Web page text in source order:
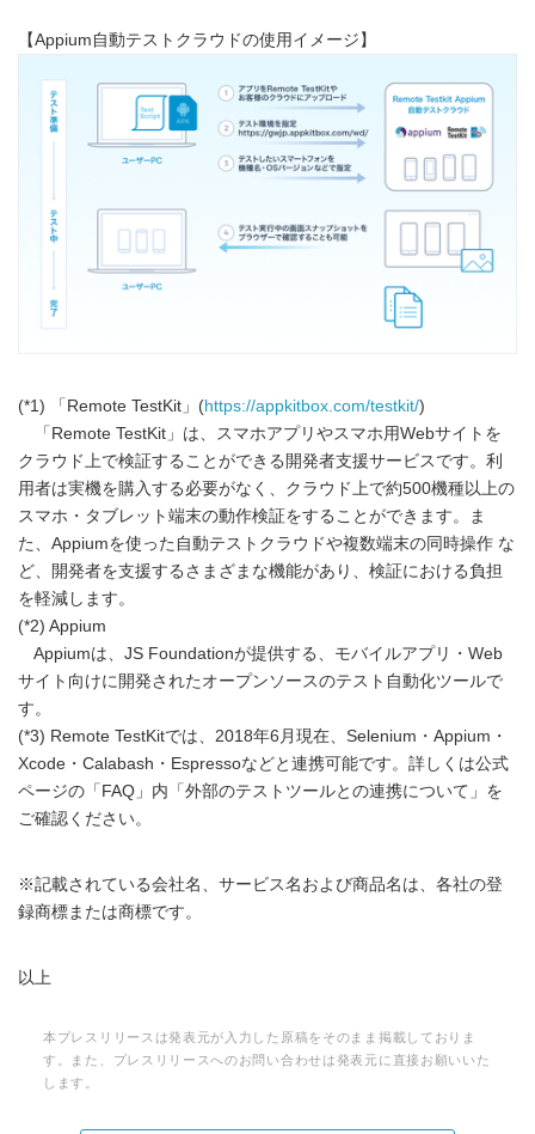
【Appium自動テストクラウドの使用イメージ】
(*1) 「Remote TestKit」(https://appkitbox.com/testkit/)
「Remote TestKit」は、スマホアプリやスマホ用Webサイトを
クラウド上で検証することができる開発者支援サービスです。利
用者は実機を購入する必要がなく、クラウド上で約500機種以上の
スマホ・タブレット端末の動作検証をすることができます。ま
た、Appiumを使った自動テストクラウドや複数端末の同時操作 な
ど、開発者を支援するさまざまな機能があり、検証における負担
を軽減します。
(*2) Appium
Appiumは、JS Foundationが提供する、モバイルアプリ・Web
サイト向けに開発されたオープンソースのテスト自動化ツールで
す。
(*3) Remote TestKitでは、2018年6月現在、Selenium・Appium・
Xcode・Calabash・Espressoなどと連携可能です。詳しくは公式
ページの「FAQ」内「外部のテストツールとの連携について」を
ご確認ください。
※記載されている会社名、サービス名および商品名は、各社の登
録商標または商標です。
以上
本プレスリリースは発表元が入力した原稿をそのまま掲載しておりま
す。また、プレスリリースへのお問い合わせは発表元に直接お願いいた
します。